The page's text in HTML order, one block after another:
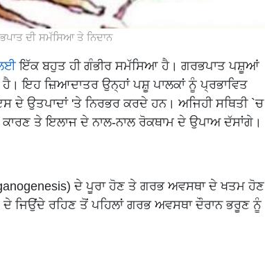
ਦੀ ਸਮੱਸਿਆ ਤੇ ਨਿਦਾਨ
ਇੱਕ ਬਹੁਤ ਹੀ ਗੰਭੀਰ ਸਮੱਸਿਆ ਹੈ। ਗਰਭਪਾਤ ਪਸ਼ੂਆਂ
ਇਹ ਜ਼ਿਆਦਾਤਰ ਉਨ੍ਹਾਂ ਪਸ਼ੂ ਪਾਲਕਾਂ ਨੂੰ ਪ੍ਰਭਾਵਿਤ
ਉਤਪਾਦਾਂ 'ਤੇ ਨਿਰਭਰ ਕਰਦੇ ਹਨ। ਅਜਿਹੀ ਸਥਿਤੀ `ਚ
ਤੇ ਇਲਾਜ ਦੇ ਨਾਲ-ਨਾਲ ਰੋਕਥਾਮ ਦੇ ਉਪਾਅ ਦੱਸਾਂਗੇ।
ਦੇ ਪੂਰਾ ਹੋਣ ਤੇ ਗਰਭ ਅਵਸਥਾ ਦੇ ਖਤਮ ਹੋਣ
ਜਿਉਂਦੇ ਰਹਿਣ ਤੋਂ ਪਹਿਲਾਂ ਗਰਭ ਅਵਸਥਾ ਦੌਰਾਨ ਭਰੂਣ ਨੂੰ